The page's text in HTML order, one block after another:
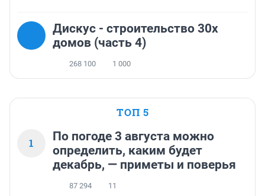
Дискус - строительство 30х
домов (часть 4)
268 100 1 000
ТОП 5
1
По погоде 3 августа можно
определить, каким будет
декабрь, — приметы и поверья
87 294 11